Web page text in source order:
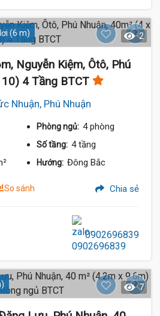
(6 m) 2
Nguyễn Kiệm, Ôtô, Phú
4 Tầng BTCT
Nhuận, Phú Nhuận
Phòng ngủ: 4 phòng
Số tầng: 4 tầng
Hướng: Đông Bắc
So sánh Chia sẻ
0902696839
7